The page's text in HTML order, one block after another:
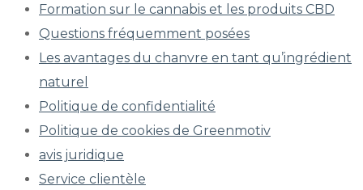
Formation sur le cannabis et les produits CBD
Questions fréquemment posées
Les avantages du chanvre en tant qu’ingrédient
naturel
Politique de confidentialité
Politique de cookies de Greenmotiv
avis juridique
Service clientèle